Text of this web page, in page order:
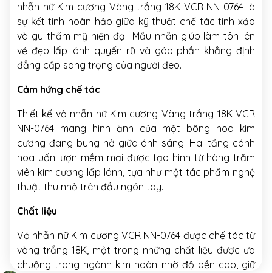
nhẫn nữ Kim cương Vàng trắng 18K VCR NN-0764 là
sự kết tinh hoàn hảo giữa kỹ thuật chế tác tinh xảo
và gu thẩm mỹ hiện đại. Mẫu nhẫn giúp làm tôn lên
vẻ đẹp lấp lánh quyến rũ và góp phần khẳng định
đẳng cấp sang trọng của người đeo.
Cảm hứng chế tác
Thiết kế vỏ nhẫn nữ Kim cương Vàng trắng 18K VCR
NN-0764 mang hình ảnh của một bông hoa kim
cương đang bung nở giữa ánh sáng. Hai tầng cánh
hoa uốn lượn mềm mại được tạo hình từ hàng trăm
viên kim cương lấp lánh, tựa như một tác phẩm nghệ
thuật thu nhỏ trên đầu ngón tay.
Chất liệu
Vỏ nhẫn nữ Kim cương VCR NN-0764 được chế tác từ
vàng trắng 18K, một trong những chất liệu được ưa
chuộng trong ngành kim hoàn nhờ độ bền cao, giữ